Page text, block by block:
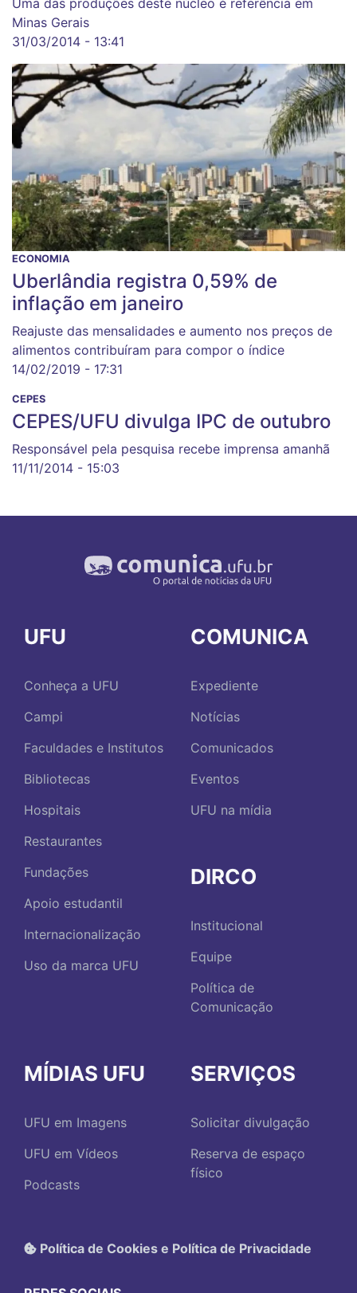
Minas Gerais
31/03/2014 - 13:41
ECONOMIA
Uberlândia registra 0,59% de
inflação em janeiro
Reajuste das mensalidades e aumento nos preços de
alimentos contribuíram para compor o índice
14/02/2019 - 17:31
CEPES
CEPES/UFU divulga IPC de outubro
Responsável pela pesquisa recebe imprensa amanhã
11/11/2014 - 15:03
UFU
Conheça a UFU
Campi
Faculdades e Institutos
Bibliotecas
Hospitais
Restaurantes
Fundações
Apoio estudantil
Internacionalização
Uso da marca UFU
COMUNICA
Expediente
Notícias
Comunicados
Eventos
UFU na mídia
DIRCO
Institucional
Equipe
Política de
Comunicação
MÍDIAS UFU
UFU em Imagens
UFU em Vídeos
Podcasts
SERVIÇOS
Solicitar divulgação
Reserva de espaço
físico
Política de Cookies e Política de Privacidade